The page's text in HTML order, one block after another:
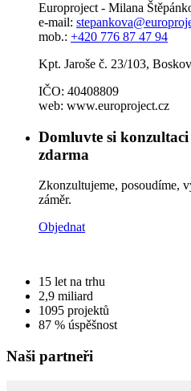
Europroject - Milana
e-mail:
mob.: +420 776 87 47 94
Kpt. Jaroše č. 23/103,
IČO: 40408809
web: www.europroject.cz
Domluvte si konzultaci
zdarma
Zkonzultujeme, posoudíme,
záměr.
Objednat
15 let na trhu
2,9 miliard
1095 projektů
87 % úspěšnost
Naši partneři